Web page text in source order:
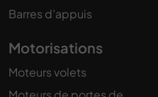
Barres d’appuis
Motorisations
Moteurs volets